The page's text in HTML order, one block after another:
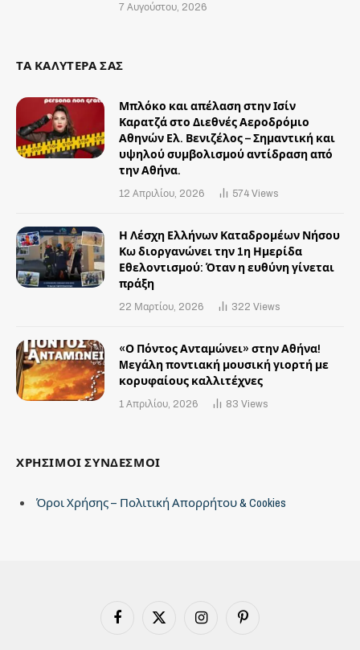
7 Αυγούστου, 2026
ΤΑ ΚΑΛΥΤΕΡΑ ΣΑΣ
Μπλόκο και απέλαση στην Ισίν
Καρατζά στο Διεθνές Αεροδρόμιο
Αθηνών Ελ. Βενιζέλος – Σημαντική και
υψηλού συμβολισμού αντίδραση από
την Αθήνα.
12 Απριλίου, 2026 574 Views
Η Λέσχη Ελλήνων Καταδρομέων Νήσου
Κω διοργανώνει την 1η Ημερίδα
Εθελοντισμού: Όταν η ευθύνη γίνεται
πράξη
22 Μαρτίου, 2026 322 Views
«Ο Πόντος Ανταμώνει» στην Αθήνα!
Mεγάλη ποντιακή μουσική γιορτή με
κορυφαίους καλλιτέχνες
1 Απριλίου, 2026 83 Views
ΧΡΗΣΙΜΟΙ ΣΥΝΔΕΣΜΟΙ
Όροι Χρήσης – Πολιτική Απορρήτου & Cookies
Facebook X
Instagram Pinterest